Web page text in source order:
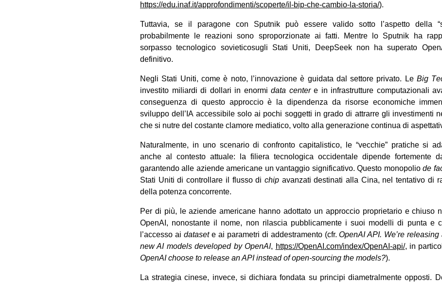
https://edu.inaf.it/approfondimenti/scoperte/il-bip-che-cambio-la-storia/).
Tuttavia, se il paragone con Sputnik può essere valido sotto l’aspetto della
probabilmente le reazioni sono sproporzionate ai fatti. Mentre lo Sputnik ha
sorpasso tecnologico sovieticosugli Stati Uniti, DeepSeek non ha superato
definitivo.
Negli Stati Uniti, come è noto, l’innovazione è guidata dal settore privato. LeBig T
investito miliardi di dollari in enormidata centere in infrastrutture computazionali
conseguenza di questo approccio è la dipendenza da risorse economiche
sviluppo dell’IA accessibile solo ai pochi soggetti in grado di attrarre gli investimenti
che si nutre del costante clamore mediatico, volto alla generazione continua di
Naturalmente, in uno scenario di confronto capitalistico, le “vecchie” pratiche si
anche al contesto attuale: la filiera tecnologica occidentale dipende fortemente
garantendo alle aziende americane un vantaggio significativo. Questo monopoliode
Stati Uniti di controllare il flusso di chipavanzati destinati alla Cina, nel tentativo di
della potenza concorrente.
Per di più, le aziende americane hanno adottato un approccio proprietario e chiuso
OpenAI, nonostante il nome, non rilascia pubblicamente i suoi modelli di punta e
l’accesso ai datasete ai parametri di addestramento (cfr.OpenAI API. We’re
newAImodels developed by OpenAI, https://OpenAI.com/index/OpenAI-api/, in
OpenAI choose to release an API instead of open-sourcing the models?).
La strategia cinese, invece, si dichiara fondata su principi diametralmente opposti.